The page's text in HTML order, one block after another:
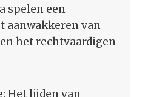
spelen een
aanwakkeren van
het rechtvaardigen
: Het lijden van